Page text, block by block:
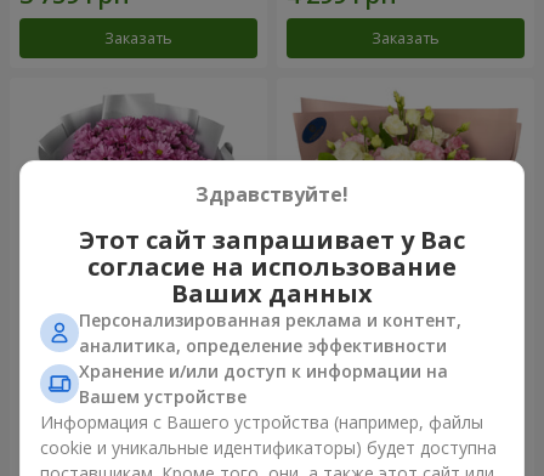
Заказать Заказать
Букет "Твои хризантемы"
2 822 грн
Заказать
Букет "Панна Котта"
Заказать
Здравствуйте!
Этот сайт запрашивает у Вас
согласие на использование
Ваших данных
Персонализированная реклама и контент,
аналитика, определение эффективности
Хранение и/или доступ к информации на
Вашем устройстве
Информация с Вашего устройства (например, файлы
cookie и уникальные идентификаторы) будет доступна